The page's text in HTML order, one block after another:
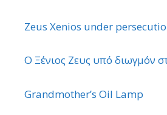
Zeus Xenios under
Ο Ξένιος Ζευς υπό διωγμόν
Grandmother’s Oil Lamp